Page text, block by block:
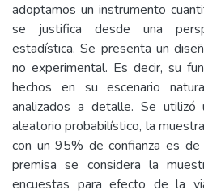
adoptamos un instrumento
se justifica desde una
estadística. Se presenta un
no experimental. Es decir, su
hechos en su escenario
analizados a detalle. Se
aleatorio probabilístico, la
con un 95% de confianza es
premisa se considera la
encuestas para efecto de la